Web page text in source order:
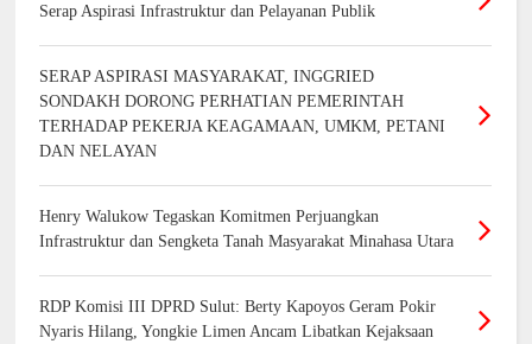
Serap Aspirasi Infrastruktur dan Pelayanan Publik
SERAP ASPIRASI MASYARAKAT, INGGRIED
SONDAKH DORONG PERHATIAN PEMERINTAH
TERHADAP PEKERJA KEAGAMAAN, UMKM, PETANI
DAN NELAYAN
Henry Walukow Tegaskan Komitmen Perjuangkan
Infrastruktur dan Sengketa Tanah Masyarakat Minahasa Utara
RDP Komisi III DPRD Sulut: Berty Kapoyos Geram Pokir
Nyaris Hilang, Yongkie Limen Ancam Libatkan Kejaksaan